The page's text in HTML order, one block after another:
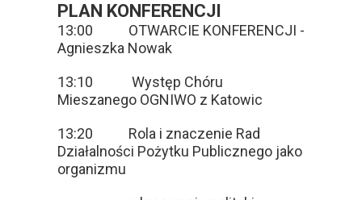
PLAN KONFERENCJI
13:00 OTWARCIE KONFERENCJI -
Agnieszka Nowak
13:10 Występ Chóru
Mieszanego OGNIWO z Katowic
13:20 Rola i znaczenie Rad
Działalności Pożytku Publicznego jako
organizmu